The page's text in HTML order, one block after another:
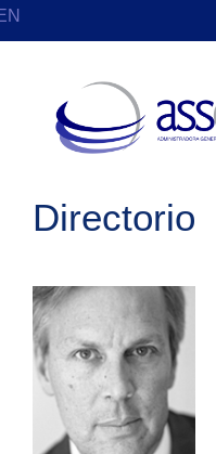
Ir
al
Directorio